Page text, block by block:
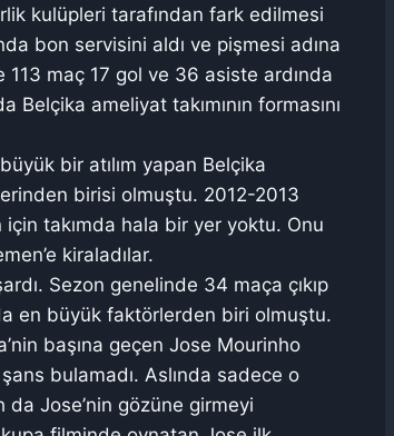
kulüpleri tarafından fark edilmesi
bon servisini aldı ve pişmesi adına
113 maç 17 gol ve 36 asiste ardında
Belçika ameliyat takımının formasını
bir atılım yapan Belçika
birisi olmuştu. 2012-2013
için takımda hala bir yer yoktu. Onu
kiraladılar.
Sezon genelinde 34 maça çıkıp
en büyük faktörlerden biri olmuştu.
başına geçen Jose Mourinho
bulamadı. Aslında sadece o
Jose’nin gözüne girmeyi